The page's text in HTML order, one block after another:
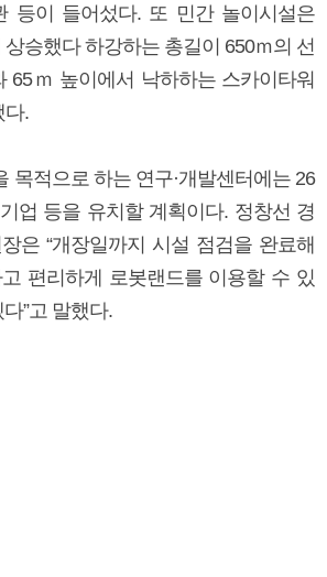
등이 들어섰다. 또 민간 놀이시설은
승했다 하강하는 총길이 650ｍ의 선
65ｍ 높이에서 낙하하는 스카이타워
다.
목적으로 하는 연구·개발센터에는 26
업 등을 유치할 계획이다. 정창선 경
은 “개장일까지 시설 점검을 완료해
편리하게 로봇랜드를 이용할 수 있
”고 말했다.